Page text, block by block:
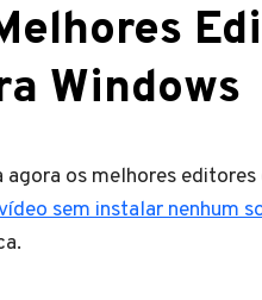
Windows
agora os melhores
sem instalar nenhum